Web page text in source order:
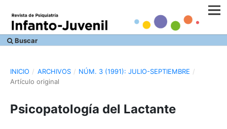
Buscar
INICIO / ARCHIVOS / NÚM. 3 (1991): JULIO-SEPTIEMBRE /
Artículo original
Psicopatología del Lactante